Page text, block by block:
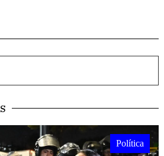
Política